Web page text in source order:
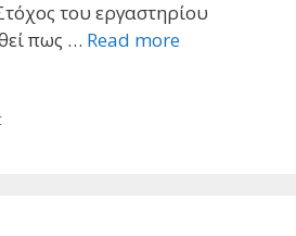
του εργαστηρίου
πως … Read more